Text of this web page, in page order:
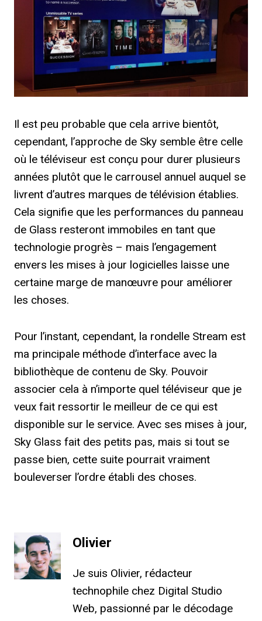
Il est peu probable que cela arrive bientôt,
cependant, l’approche de Sky semble être celle
où le téléviseur est conçu pour durer plusieurs
années plutôt que le carrousel annuel auquel se
livrent d’autres marques de télévision établies.
Cela signifie que les performances du panneau
de Glass resteront immobiles en tant que
technologie progrès – mais l’engagement
envers les mises à jour logicielles laisse une
certaine marge de manœuvre pour améliorer
les choses.
Pour l’instant, cependant, la rondelle Stream est
ma principale méthode d’interface avec la
bibliothèque de contenu de Sky. Pouvoir
associer cela à n’importe quel téléviseur que je
veux fait ressortir le meilleur de ce qui est
disponible sur le service. Avec ses mises à jour,
Sky Glass fait des petits pas, mais si tout se
passe bien, cette suite pourrait vraiment
bouleverser l’ordre établi des choses.
Olivier
Je suis Olivier, rédacteur
technophile chez Digital Studio
Web, passionné par le décodage